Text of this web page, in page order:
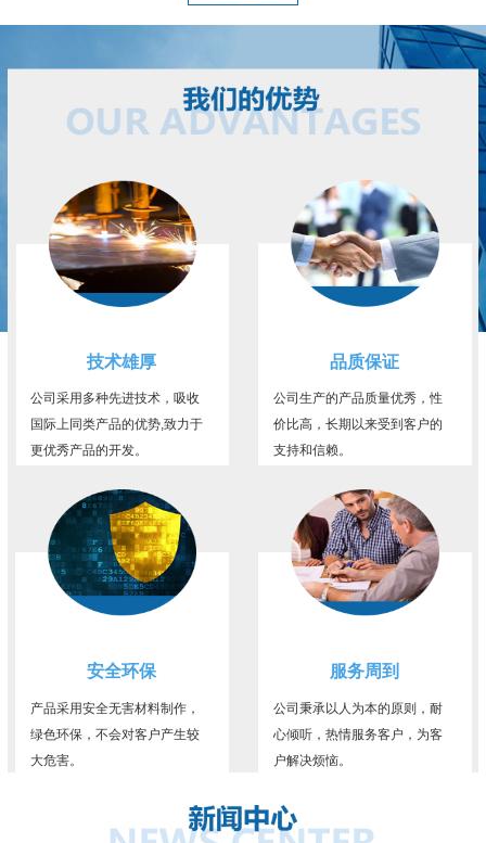
技术雄厚
公司采用多种先进技术，吸收
国际上同类产品的优势,致力于
更优秀产品的开发。
品质保证
公司生产的产品质量优秀，性
价比高，长期以来受到客户的
支持和信赖。
安全环保
产品采用安全无害材料制作，
绿色环保，不会对客户产生较
大危害。
服务周到
公司秉承以人为本的原则，耐
心倾听，热情服务客户，为客
户解决烦恼。